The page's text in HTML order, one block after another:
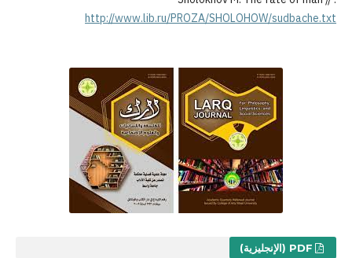
http://www.lib.ru/PROZA/